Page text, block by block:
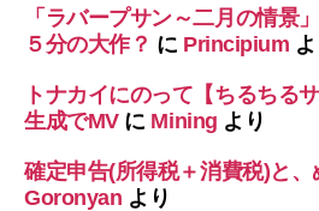
「ラバープサン～二月の情景
５分の大作？ に Principium
トナカイにのって【ちるちる
生成でMVに Mining より
確定申告(所得税＋消費税)と、
Goronyan より